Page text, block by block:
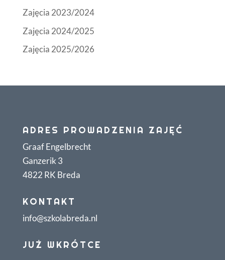
Zajęcia 2023/2024
Zajęcia 2024/2025
Zajęcia 2025/2026
ADRES PROWADZENIA ZAJĘĆ
Graaf Engelbrecht
Ganzerik 3
4822 RK Breda
KONTAKT
info@szkolabreda.nl
JUŻ WKRÓTCE